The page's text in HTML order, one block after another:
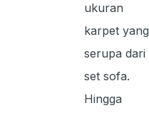
ukuran
karpet yang
serupa dari
set sofa.
Hingga